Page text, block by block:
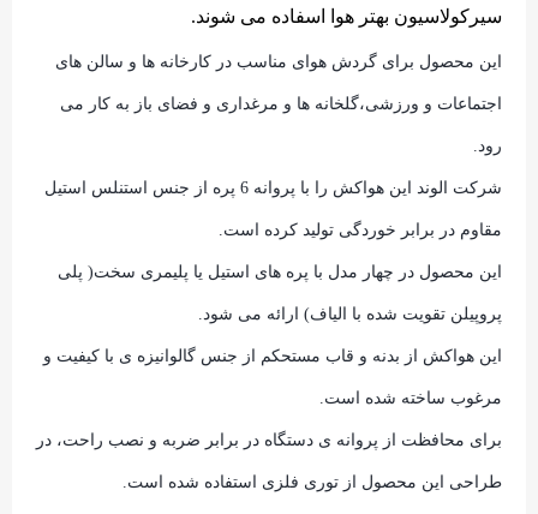
سیرکولاسیون بهتر هوا اسفاده می شوند.
این محصول برای گردش هوای مناسب در کارخانه ها و سالن های
اجتماعات و ورزشی،گلخانه ها و مرغداری و فضای باز به کار می
رود.
شرکت الوند این هواکش را با پروانه 6 پره از جنس استنلس استیل
مقاوم در برابر خوردگی تولید کرده است.
این محصول در چهار مدل با پره های استیل یا پلیمری سخت( پلی
پروپیلن تقویت شده با الیاف) ارائه می شود.
این هواکش از بدنه و قاب مستحکم از جنس گالوانیزه ی با کیفیت و
مرغوب ساخته شده است.
برای محافظت از پروانه ی دستگاه در برابر ضربه و نصب راحت، در
طراحی این محصول از توری فلزی استفاده شده است.